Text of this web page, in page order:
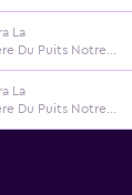
La
Du Puits Notre
La
Du Puits Notre